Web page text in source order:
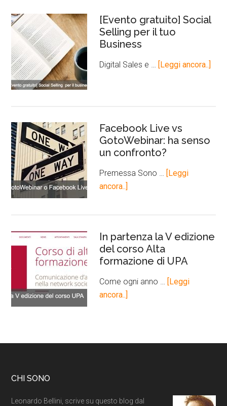
[Evento gratuito] Social
Selling per il tuo
Business
Digital Sales e … [Leggi ancora..]
Facebook Live vs
GotoWebinar: ha senso
un confronto?
Premessa Sono …
[Leggi
ancora..]
In partenza la V edizione
del corso Alta
formazione di UPA
Come ogni anno …
[Leggi
ancora..]
CHI SONO
Leonardo Bellini, scrive su questo blog dal